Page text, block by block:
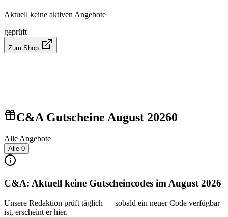
Aktuell keine aktiven Angebote
geprüft
Zum Shop
C&A Gutscheine August 20260
Alle Angebote
Alle 0
C&A: Aktuell keine Gutscheincodes im August 2026
Unsere Redaktion prüft täglich — sobald ein neuer Code verfügbar
ist, erscheint er hier.